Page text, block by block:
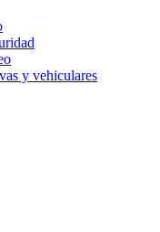
y vehiculares